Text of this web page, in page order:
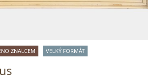
ZNALCEM VELKÝ FORMÁT